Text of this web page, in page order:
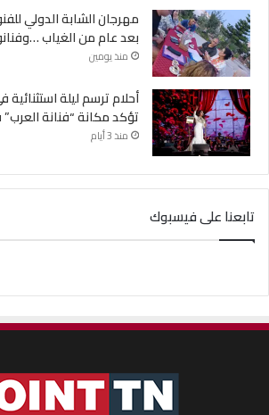
مهرجان الشابة الدولي
بعد عام من الغياب
منذ يومين
أحلام ترسم ليلة
تؤكد مكانة “فنانة
منذ 3 أيام
تابعنا على فيسبوك